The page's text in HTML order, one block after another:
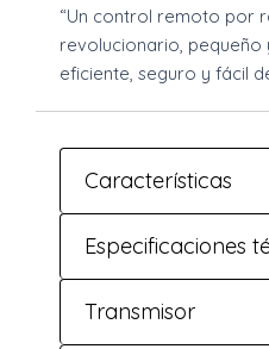
“Un control remoto por
revolucionario, pequeño
eficiente, seguro y fácil
Características
Especificaciones
Transmisor